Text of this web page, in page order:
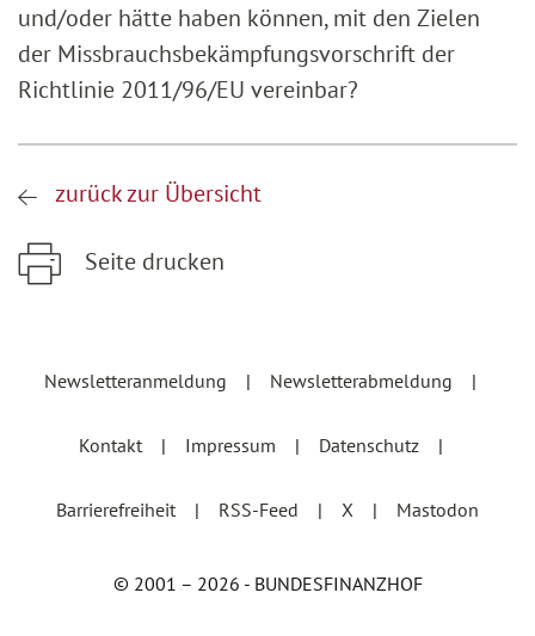
und/oder hätte haben können, mit den Zielen
der Missbrauchsbekämpfungsvorschrift der
Richtlinie 2011/96/EU vereinbar?
zurück zur Übersicht
Seite drucken
Newsletteranmeldung
Newsletterabmeldung
Kontakt Impressum Datenschutz
Barrierefreiheit RSS-Feed X Mastodon
© 2001 – 2026 - BUNDESFINANZHOF